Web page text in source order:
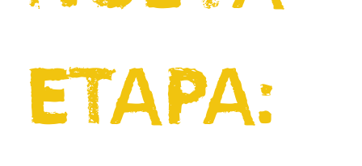
ETAPA: